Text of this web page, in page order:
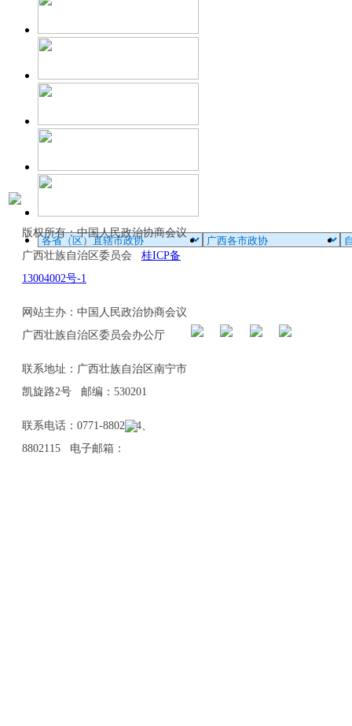
版权所有：中国人民政治协商会议
广西壮族自治区委员会 桂ICP备
13004002号-1
网站主办：中国人民政治协商会议
广西壮族自治区委员会办公厅
联系地址：广西壮族自治区南宁市
凯旋路2号 邮编：530201
联系电话：0771-8802114、
8802115 电子邮箱：